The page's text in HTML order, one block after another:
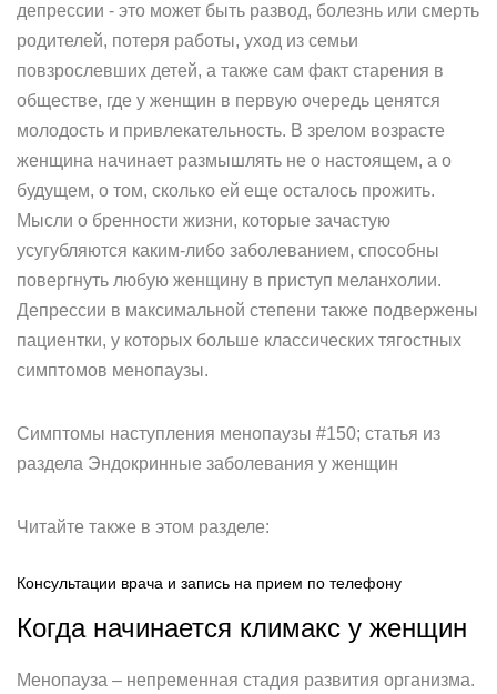
депрессии - это может быть развод, болезнь или смерть
родителей, потеря работы, уход из семьи
повзрослевших детей, а также сам факт старения в
обществе, где у женщин в первую очередь ценятся
молодость и привлекательность. В зрелом возрасте
женщина начинает размышлять не о настоящем, а о
будущем, о том, сколько ей еще осталось прожить.
Мысли о бренности жизни, которые зачастую
усугубляются каким-либо заболеванием, способны
повергнуть любую женщину в приступ меланхолии.
Депрессии в максимальной степени также подвержены
пациентки, у которых больше классических тягостных
симптомов менопаузы.
Симптомы наступления менопаузы #150; статья из
раздела Эндокринные заболевания у женщин
Читайте также в этом разделе:
Консультации врача и запись на прием по телефону
Когда начинается климакс у женщин
Менопауза – непременная стадия развития организма.